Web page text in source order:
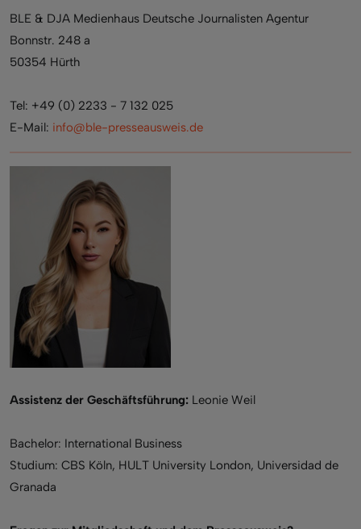
BLE & DJA Medienhaus Deutsche Journalisten Agentur
Bonnstr. 248 a
50354 Hürth
Tel: +49 (0) 2233 - 7 132 025
E-Mail: info@ble-presseausweis.de
Assistenz der Geschäftsführung: Leonie Weil
Bachelor: International Business
Studium: CBS Köln, HULT University London, Universidad de
Granada